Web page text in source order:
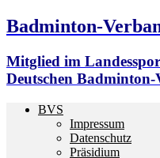
Badminton-
Mitglied im
Deutschen Badminton-
BVS
Impressum
Datenschutz
Präsidium